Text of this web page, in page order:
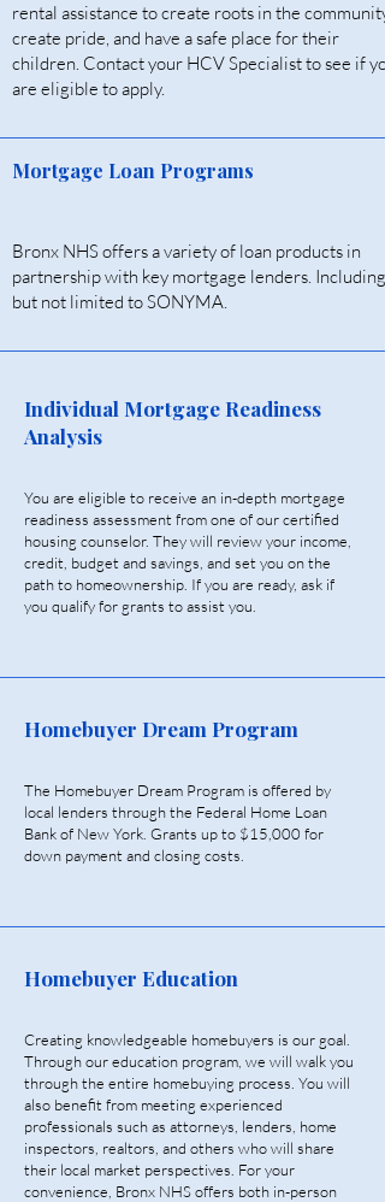
rental assistance to create roots in the community,
create pride, and have a safe place for their
children. Contact your HCV Specialist to see if you
are eligible to apply.
Mortgage Loan Programs
Bronx NHS offers a variety of loan products in
partnership with key mortgage lenders. Including
but not limited to SONYMA.
Individual Mortgage Readiness
Analysis
You are eligible to receive an in-depth mortgage
readiness assessment from one of our certified
housing counselor. They will review your income,
credit, budget and savings, and set you on the
path to homeownership. If you are ready, ask if
you qualify for grants to assist you.
Homebuyer Dream Program
The Homebuyer Dream Program is offered by
local lenders through the Federal Home Loan
Bank of New York. Grants up to $15,000 for
down payment and closing costs.
Homebuyer Education
Creating knowledgeable homebuyers is our goal.
Through our education program, we will walk you
through the entire homebuying process. You will
also benefit from meeting experienced
professionals such as attorneys, lenders, home
inspectors, realtors, and others who will share
their local market perspectives. For your
convenience, Bronx NHS offers both in-person